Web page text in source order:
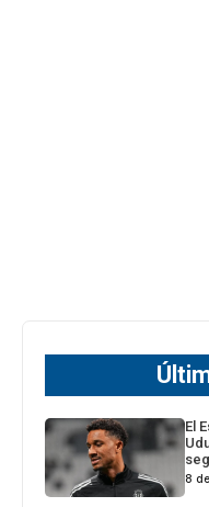
El
8